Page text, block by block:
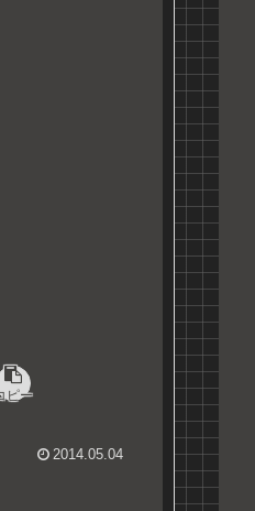
ピー
2014.05.04